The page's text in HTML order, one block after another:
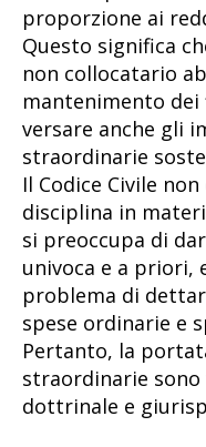
proporzione ai
Questo significa
non collocatario
mantenimento
versare anche gli
straordinarie
Il Codice Civile
disciplina in
si preoccupa di
univoca e a priori,
problema di
spese ordinarie e
Pertanto, la
straordinarie
dottrinale e